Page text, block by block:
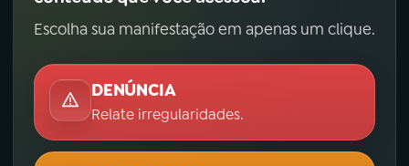
Escolha sua manifestação em apenas um clique.
DENÚNCIA
Relate irregularidades.